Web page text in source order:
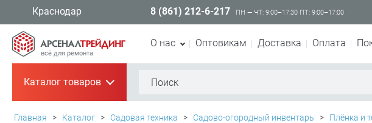
Краснодар 8 (861) 212-6-217 ПН — ЧТ: 9:00–17:30 ПТ: 9:00–17:00
всё для ремонта
О нас Оптовикам Доставка Оплата
Каталог товаров+
Главная > Каталог > Садовая техника > Садово-огородный инвентарь > Плёнка и